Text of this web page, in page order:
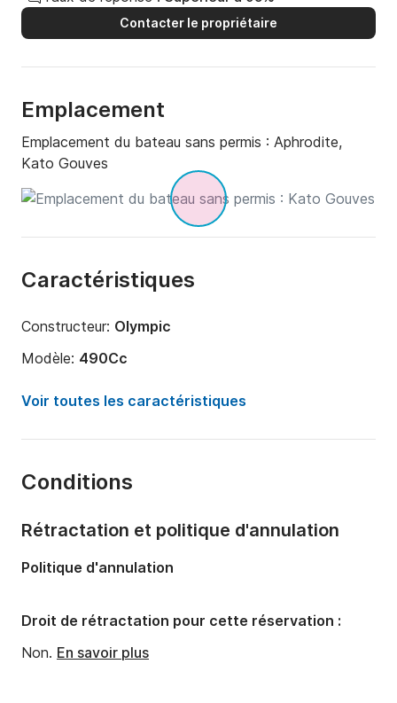
Contacter le propriétaire
Emplacement
Emplacement du bateau sans permis : Aphrodite,
Kato Gouves
Caractéristiques
Constructeur: Olympic
Modèle: 490Cc
Puissance moteur:
30cv
Capacité à bord:
Voir toutes les caractéristiques
Conditions
Rétractation et politique d'annulation
Politique d'annulation
Droit de rétractation pour cette réservation :
Non. En savoir plus